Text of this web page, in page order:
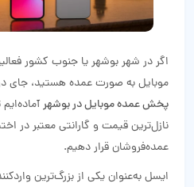
اگر در شهر بوشهر یا جنوب کشور
موبایل به صورت عمده هستید، جای
پخش عمده موبایل در بوشهرآماده‌ایم
نازل‌ترین قیمت و گارانتی معتبر در
عمده‌فروشان قرار دهیم.
ایسل به‌عنوان یکی از بزرگ‌ترین